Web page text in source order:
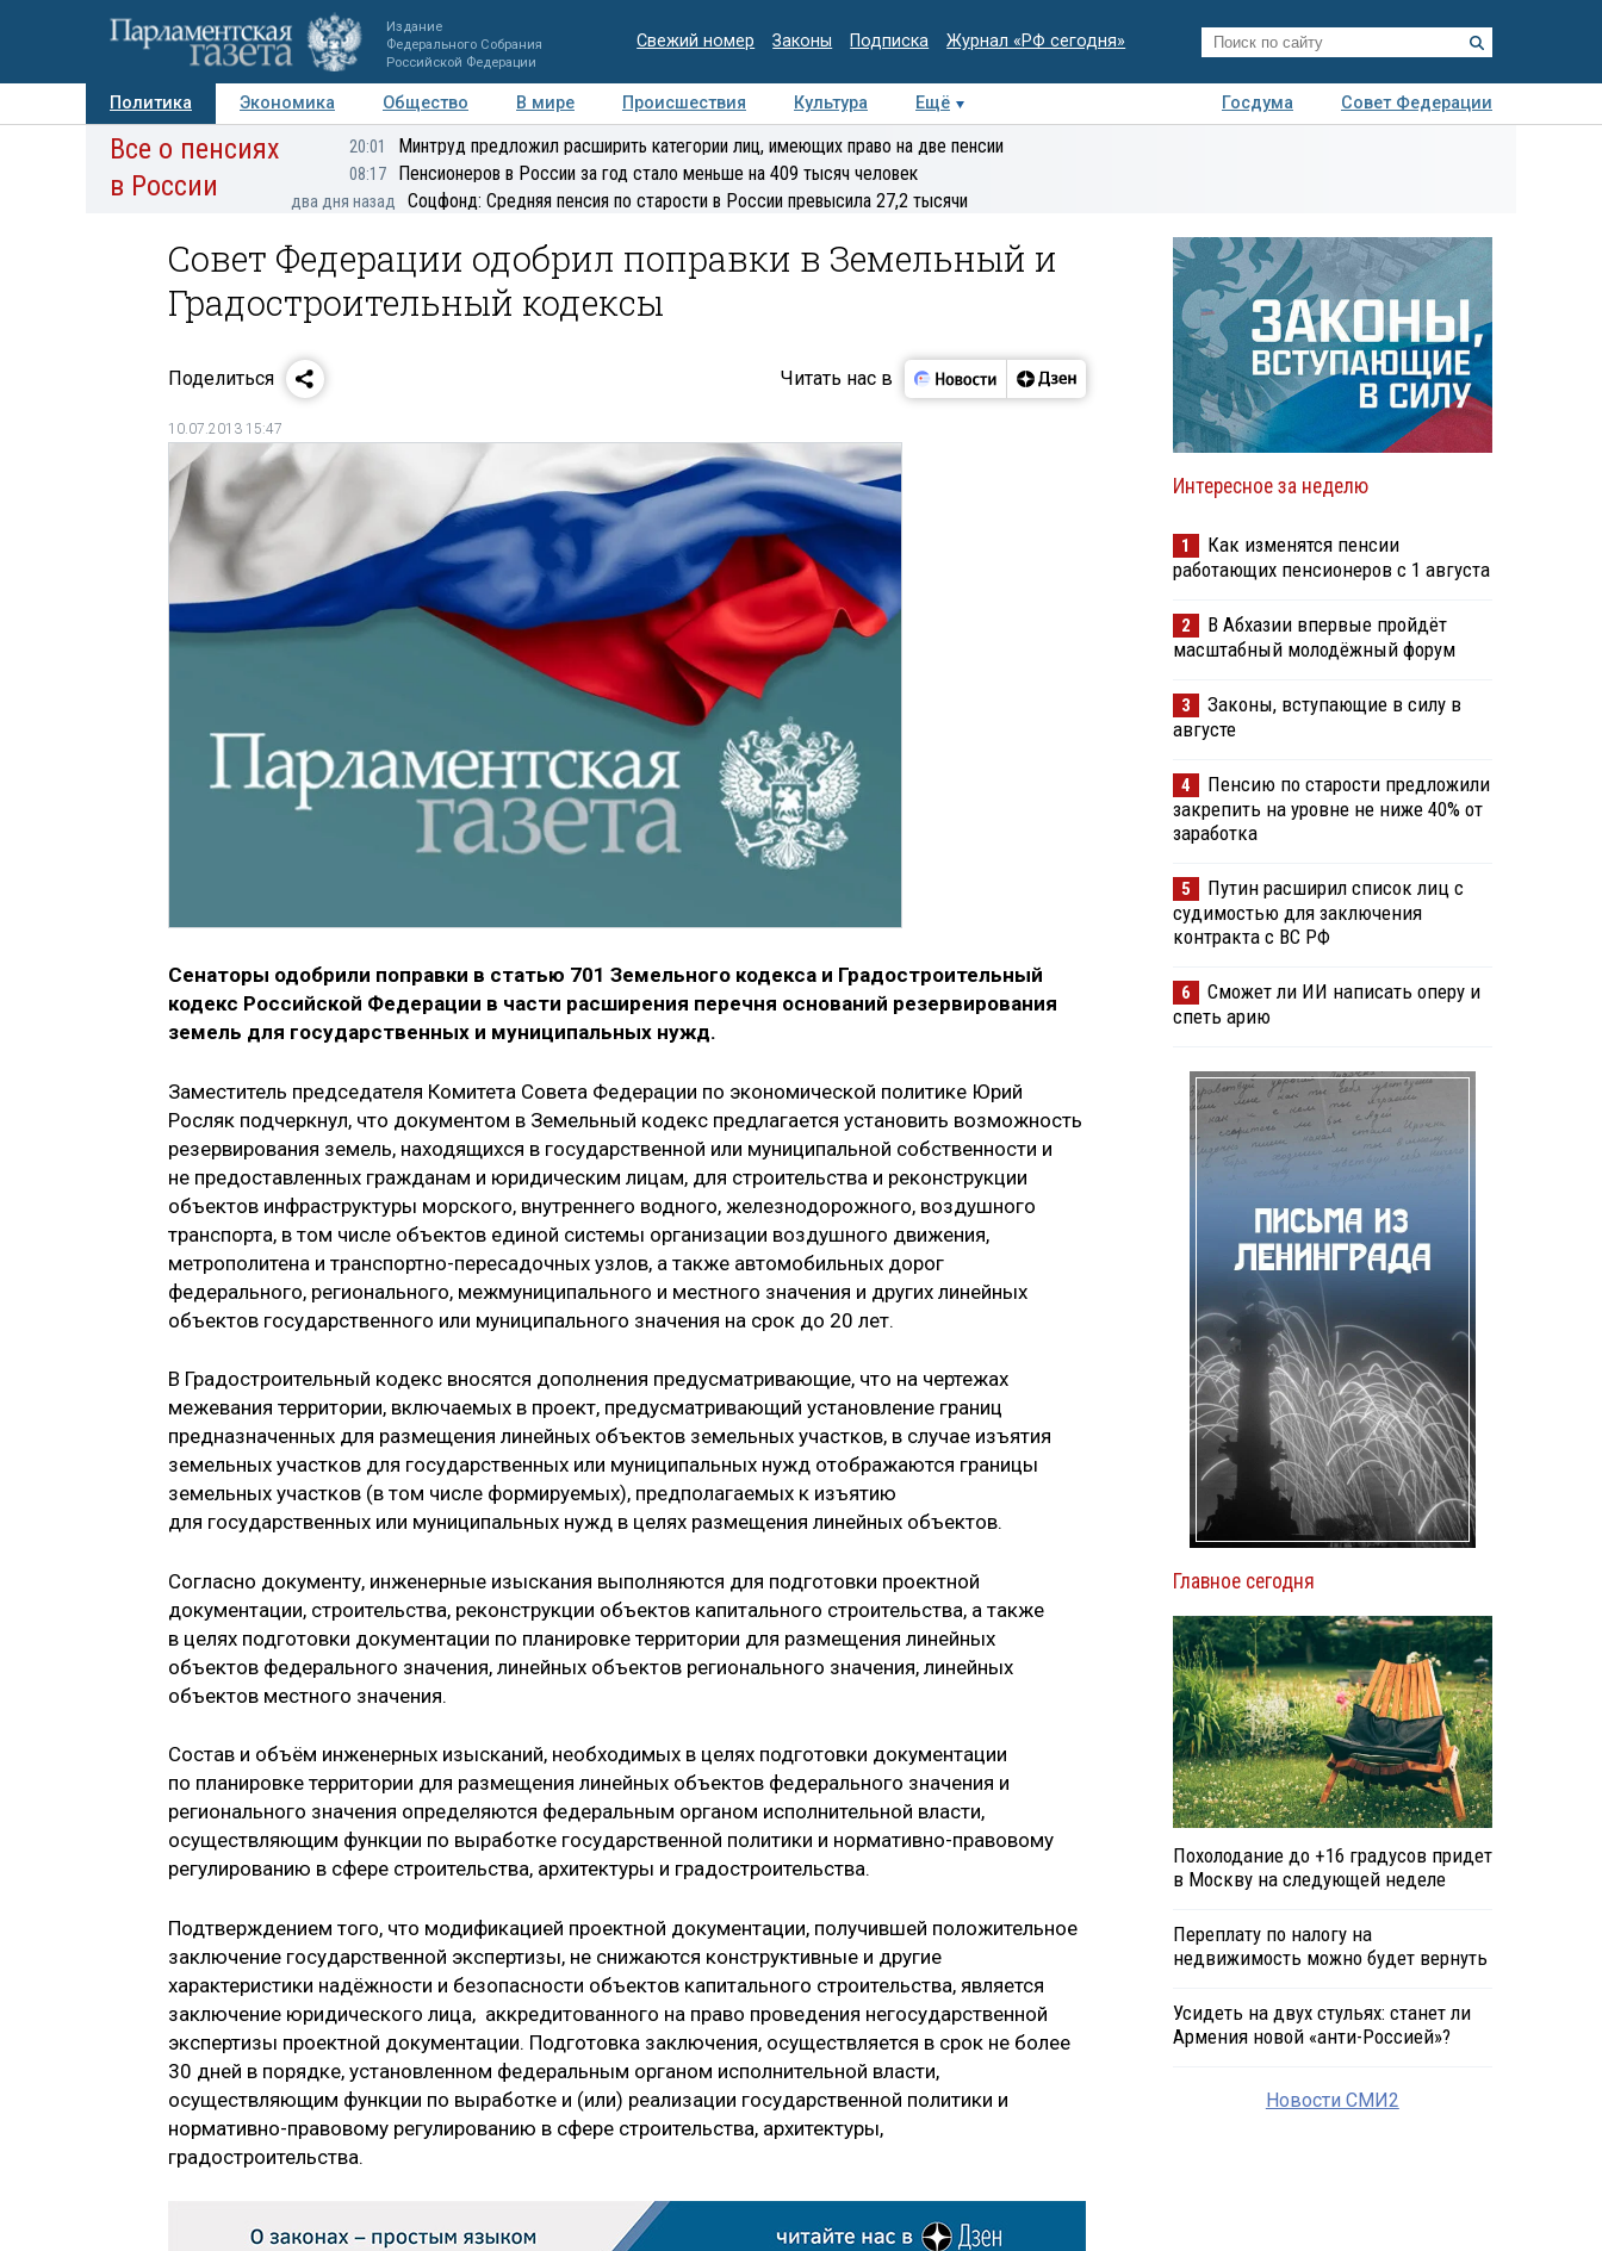
Издание
Федерального Собрания
Российской Федерации
Свежий номер Законы Подписка Журнал «РФ сегодня»
Политика Экономика Общество В мире Происшествия Культура Ещё Госдума
Совет Федерации
Авторы Персоны Мнения Регионы Медиацентр Интервью Колумнисты
Деловая
Все о пенсиях
в России
20:01 Минтруд предложил расширить категории лиц, имеющих право на две пенсии
08:17 Пенсионеров в России за год стало меньше на 409 тысяч человек
два дня назад Соцфонд: Средняя пенсия по старости в России превысила 27,2 тысячи
Совет Федерации одобрил поправки в Земельный и
Градостроительный кодексы
Поделиться Читать нас в
10.07.2013 15:47
Сенаторы одобрили поправки в статью 701 Земельного кодекса и Градостроительный
кодекс Российской Федерации в части расширения перечня оснований резервирования
земель для государственных и муниципальных нужд.
Заместитель председателя Комитета Совета Федерации по экономической политике Юрий
Росляк подчеркнул, что документом в Земельный кодекс предлагается установить возможность
резервирования земель, находящихся в государственной или муниципальной собственности и
не предоставленных гражданам и юридическим лицам, для строительства и реконструкции
объектов инфраструктуры морского, внутреннего водного, железнодорожного, воздушного
транспорта, в том числе объектов единой системы организации воздушного движения,
метрополитена и транспортно-пересадочных узлов, а также автомобильных дорог
федерального, регионального, межмуниципального и местного значения и других линейных
объектов государственного или муниципального значения на срок до 20 лет.
В Градостроительный кодекс вносятся дополнения предусматривающие, что на чертежах
межевания территории, включаемых в проект, предусматривающий установление границ
предназначенных для размещения линейных объектов земельных участков, в случае изъятия
земельных участков для государственных или муниципальных нужд отображаются границы
земельных участков (в том числе формируемых), предполагаемых к изъятию
для государственных или муниципальных нужд в целях размещения линейных объектов.
Согласно документу, инженерные изыскания выполняются для подготовки проектной
документации, строительства, реконструкции объектов капитального строительства, а также
в целях подготовки документации по планировке территории для размещения линейных
объектов федерального значения, линейных объектов регионального значения, линейных
объектов местного значения.
Состав и объём инженерных изысканий, необходимых в целях подготовки документации
по планировке территории для размещения линейных объектов федерального значения и
регионального значения определяются федеральным органом исполнительной власти,
осуществляющим функции по выработке государственной политики и нормативно-правовому
регулированию в сфере строительства, архитектуры и градостроительства.
Подтверждением того, что модификацией проектной документации, получившей положительное
заключение государственной экспертизы, не снижаются конструктивные и другие
характеристики надёжности и безопасности объектов капитального строительства, является
заключение юридического лица, аккредитованного на право проведения негосударственной
экспертизы проектной документации. Подготовка заключения, осуществляется в срок не более
30 дней в порядке, установленном федеральным органом исполнительной власти,
осуществляющим функции по выработке и (или) реализации государственной политики и
нормативно-правовому регулированию в сфере строительства, архитектуры,
градостроительства.
Интересное за неделю
1
Как изменятся пенсии
работающих пенсионеров с 1 августа
2
В Абхазии впервые пройдёт
масштабный молодёжный форум
3
Законы, вступающие в силу в
августе
4
Пенсию по старости предложили
закрепить на уровне не ниже 40% от
заработка
5
Путин расширил список лиц с
судимостью для заключения
контракта с ВС РФ
6
Сможет ли ИИ написать оперу и
спеть арию
Главное сегодня
Похолодание до +16 градусов придет
в Москву на следующей неделе
Переплату по налогу на
недвижимость можно будет вернуть
Усидеть на двух стульях: станет ли
Армения новой «анти-Россией»?
Новости СМИ2